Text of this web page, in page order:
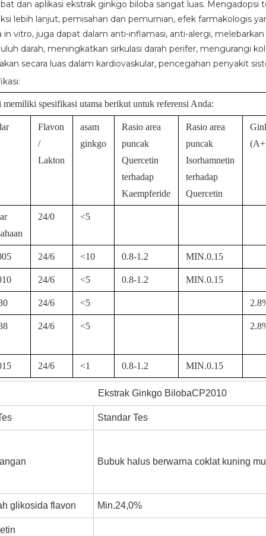
dan aplikasi ekstrak ginkgo biloba sangat luas.
lebih lanjut, pemisahan dan pemurnian, efek farmakologis
in vitro, juga dapat dalam anti-inflamasi, anti-alergi,
darah, meningkatkan sirkulasi darah perifer, mengurangi
secara luas dalam kardiovaskular, pencegahan penyakit
memiliki spesifikasi utama berikut untuk referensi Anda:
Flavon
/
Lakton
asam
ginkgo
Rasio area
puncak
Quercetin
terhadap
Kaempferide
Rasio area
puncak
Isorhamnetin
terhadap
Quercetin
24/0 <5
24/6 <10 0.8-1.2 MIN.0.15
24/6 <5 0.8-1.2 MIN.0.15
24/6 <5
24/6 <5
24/6 <1 0.8-1.2 MIN.0.15
Ekstrak Ginkgo BilobaCP2010
Standar Tes
Bubuk halus berwarna coklat kuning
glikosida flavon Min.24,0%